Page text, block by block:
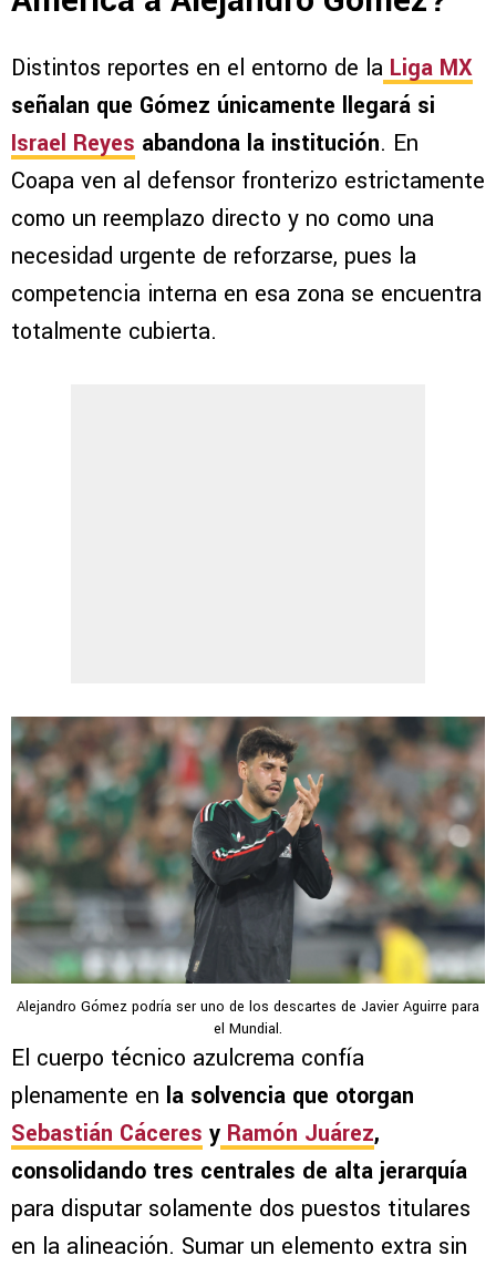
Distintos reportes en el entorno de la Liga MX
señalan que Gómez únicamente llegará si
Israel Reyes abandona la institución. En
Coapa ven al defensor fronterizo estrictamente
como un reemplazo directo y no como una
necesidad urgente de reforzarse, pues la
competencia interna en esa zona se encuentra
totalmente cubierta.
Alejandro Gómez podría ser uno de los descartes de Javier Aguirre para
el Mundial.
El cuerpo técnico azulcrema confía
plenamente en la solvencia que otorgan
Sebastián Cáceres y Ramón Juárez,
consolidando tres centrales de alta jerarquía
para disputar solamente dos puestos titulares
en la alineación. Sumar un elemento extra sin